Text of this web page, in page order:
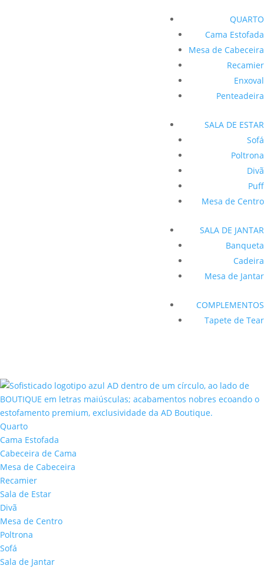
QUARTO
Cama Estofada
Mesa de Cabeceira
Recamier
Enxoval
Penteadeira
SALA DE ESTAR
Sofá
Poltrona
Divã
Puff
Mesa de Centro
SALA DE JANTAR
Banqueta
Cadeira
Mesa de Jantar
COMPLEMENTOS
Tapete de Tear
Quarto
Cama Estofada
Cabeceira de Cama
Mesa de Cabeceira
Recamier
Sala de Estar
Divã
Mesa de Centro
Poltrona
Sofá
Sala de Jantar